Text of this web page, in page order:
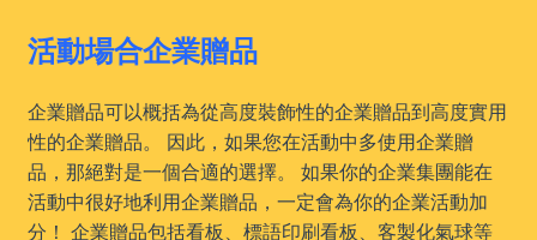
活動場合企業贈品
企業贈品可以概括為從高度裝飾性的企業贈品到高度實用
性的企業贈品。 因此，如果您在活動中多使用企業贈
品，那絕對是一個合適的選擇。 如果你的企業集團能在
活動中很好地利用企業贈品，一定會為你的企業活動加
分！ 企業贈品包括看板、標語印刷看板、客製化氣球等